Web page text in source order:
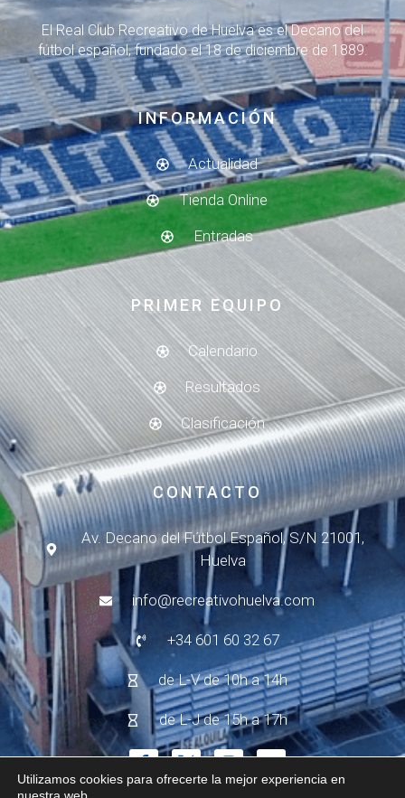
El Real Club Recreativo de Huelva es el Decano del
fútbol español, fundado el 18 de diciembre de 1889.
INFORMACIÓN
Actualidad
Tienda Online
Entradas
PRIMER EQUIPO
Calendario
Resultados
Clasificación
CONTACTO
Av. Decano del Fútbol Español, S/N 21001,
Huelva
info@recreativohuelva.com
+34 601 60 32 67
de L-V de 10h a 14h
de L-J de 15h a 17h
Utilizamos cookies para ofrecerte la mejor experiencia en